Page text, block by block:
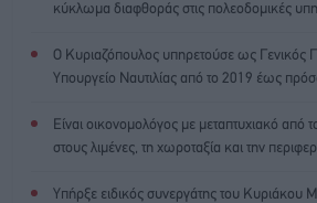
κύκλωμα διαφθοράς στις πολεοδομικές
Ο Κυριαζόπουλος υπηρετούσε ως Γενικός
Υπουργείο Ναυτιλίας από το 2019 έως
Είναι οικονομολόγος με μεταπτυχιακό από
στους λιμένες, τη χωροταξία και την
Υπήρξε ειδικός συνεργάτης του Κυριάκου